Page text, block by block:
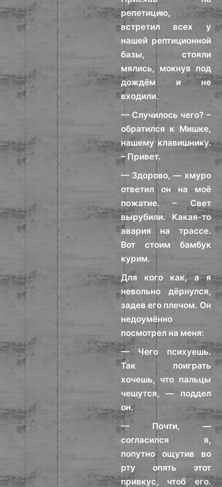
репетицию,
встретил всех у
нашей рептиционной
базы, стояли
мялись, мокнув под
дождём и не
входили.
— Случилось чего? –
обратился к Мишке,
нашему клавишнику.
– Привет.
— Здорово, — хмуро
ответил он на моё
пожатие. – Свет
вырубили. Какая-то
авария на трассе.
Вот стоим бамбук
курим.
Для кого как, а я
невольно дёрнулся,
задев его плечом. Он
недоумённо
посмотрел на меня:
— Чего психуешь.
Так поиграть
хочешь, что пальцы
чешутся, — поддел
он.
— Почти, —
согласился я,
попутно ощутив во
рту опять этот
привкус, чтоб его.